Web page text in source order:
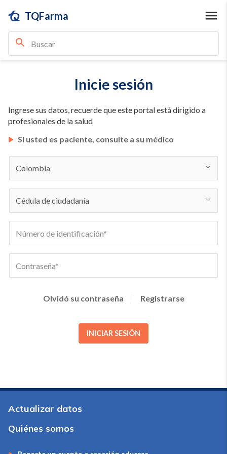
TQFarma
Inicie sesión
Ingrese sus datos, recuerde que este portal está dirigido a
profesionales de la salud
Si usted es paciente, consulte a su médico
Olvidó su contraseña Registrarse
INICIAR SESIÓN
Actualizar datos
Quiénes somos